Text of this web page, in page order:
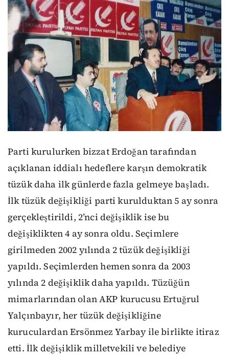
Parti kurulurken bizzat Erdoğan tarafından
açıklanan iddialı hedeflere karşın demokratik
tüzük daha ilk günlerde fazla gelmeye başladı.
İlk tüzük değişikliği parti kurulduktan 5 ay sonra
gerçekleştirildi, 2’nci değişiklik ise bu
değişiklikten 4 ay sonra oldu. Seçimlere
girilmeden 2002 yılında 2 tüzük değişikliği
yapıldı. Seçimlerden hemen sonra da 2003
yılında 2 değişiklik daha yapıldı. Tüzüğün
mimarlarından olan AKP kurucusu Ertuğrul
Yalçınbayır, her tüzük değişikliğine
kuruculardan Ersönmez Yarbay ile birlikte itiraz
etti. İlk değişiklik milletvekili ve belediye